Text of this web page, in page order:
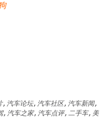
,汽车论坛,汽车社区,汽车新闻,
,汽车之家,汽车点评,二手车,美